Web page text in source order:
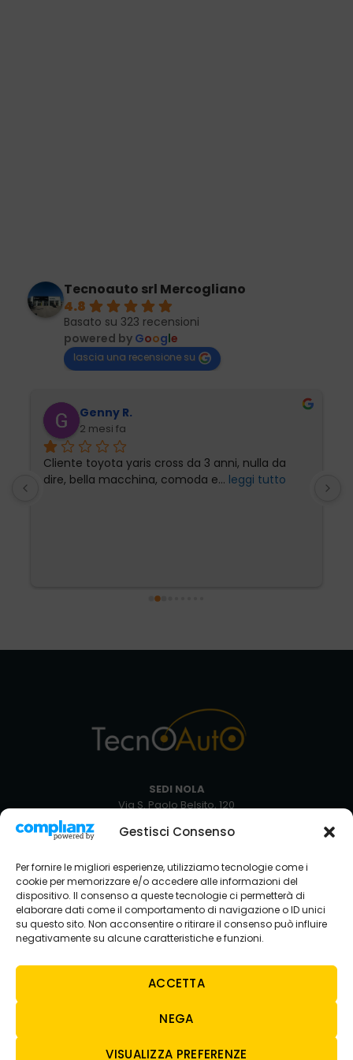
Gestisci Consenso
Per fornire le migliori esperienze, utilizziamo tecnologie come i
cookie per memorizzare e/o accedere alle informazioni del
dispositivo. Il consenso a queste tecnologie ci permetterà di
elaborare dati come il comportamento di navigazione o ID unici
su questo sito. Non acconsentire o ritirare il consenso può influire
negativamente su alcune caratteristiche e funzioni.
ACCETTA
NEGA
VISUALIZZA PREFERENZE
Tecnoauto srl Mercogliano
4.8
Basato su 323 recensioni
powered by Google
lascia una recensione su
Genny R.
2 mesi fa
Cliente toyota yaris cross da 3 anni, nulla da
dire, bella macchina, comoda e... leggi tutto
SEDI NOLA
Via S. Paolo Belsito, 120
+39 081 5129051
Via Circumvallazione Snc
80035 Nola NA
+39 081 8234429
SEDE AVELLINO
Via Nazionale Torrette
+39 0825 683208
CONTATTI
E-MAIL